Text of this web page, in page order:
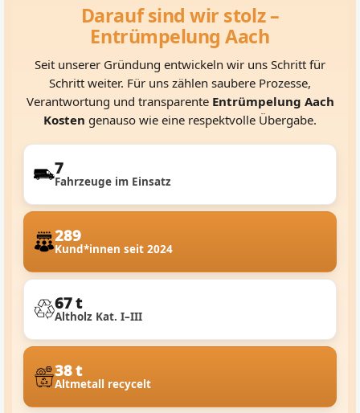
Darauf sind wir stolz –
Entrümpelung Aach
Seit unserer Gründung entwickeln wir uns Schritt für
Schritt weiter. Für uns zählen saubere Prozesse,
Verantwortung und transparente Entrümpelung Aach
Kosten genauso wie eine respektvolle Übergabe.
7
Fahrzeuge im Einsatz
289
Kund*innen seit 2024
67 t
Altholz Kat. I–III
38 t
Altmetall recycelt